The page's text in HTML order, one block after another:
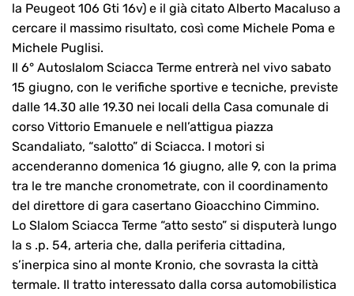
la Peugeot 106 Gti 16v) e il già citato Alberto Macaluso a
cercare il massimo risultato, così come Michele Poma e
Michele Puglisi.
Il 6° Autoslalom Sciacca Terme entrerà nel vivo sabato
15 giugno, con le verifiche sportive e tecniche, previste
dalle 14.30 alle 19.30 nei locali della Casa comunale di
corso Vittorio Emanuele e nell’attigua piazza
Scandaliato, “salotto” di Sciacca. I motori si
accenderanno domenica 16 giugno, alle 9, con la prima
tra le tre manche cronometrate, con il coordinamento
del direttore di gara casertano Gioacchino Cimmino.
Lo Slalom Sciacca Terme “atto sesto” si disputerà lungo
la s .p. 54, arteria che, dalla periferia cittadina,
s’inerpica sino al monte Kronio, che sovrasta la città
termale. Il tratto interessato dalla corsa automobilistica